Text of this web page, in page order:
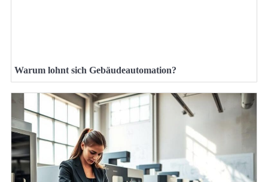
Warum lohnt sich Gebäudeautomation?